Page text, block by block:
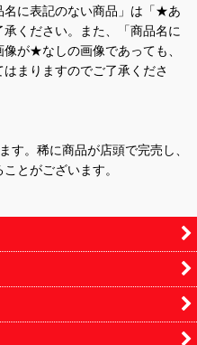
に表記のない商品」は「★あ
ください。また、「商品名に
が★なしの画像であっても、
はまりますのでご了承くださ
す。稀に商品が店頭で完売し、
とがございます。